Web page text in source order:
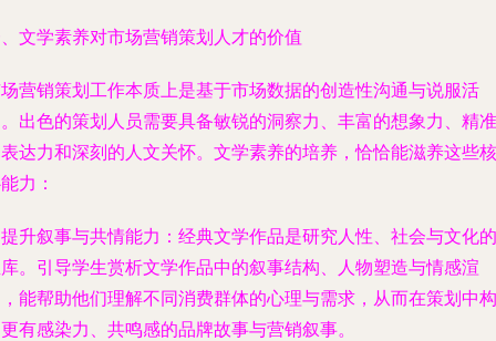
文学素养对市场营销策划人才的价值
营销策划工作本质上是基于市场数据的创造性沟通与说服活
出色的策划人员需要具备敏锐的洞察力、丰富的想象力、精准
达力和深刻的人文关怀。文学素养的培养，恰恰能滋养这些核
力：
升叙事与共情能力：经典文学作品是研究人性、社会与文化的
。引导学生赏析文学作品中的叙事结构、人物塑造与情感渲
能帮助他们理解不同消费群体的心理与需求，从而在策划中构
有感染力、共鸣感的品牌故事与营销叙事。